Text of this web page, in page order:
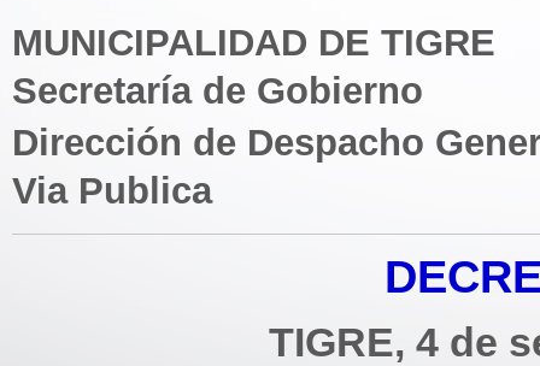
MUNICIPALIDAD DE TIGRE
Secretaría de Gobierno
Dirección de Despacho
Via Publica
TIGRE, 4 de